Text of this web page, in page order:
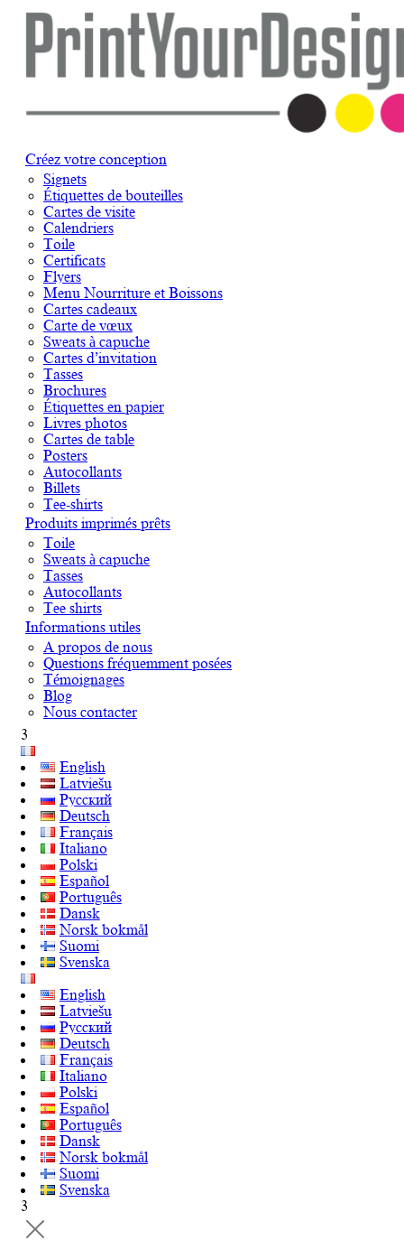
Créez votre conception
Signets
Étiquettes de bouteilles
Cartes de visite
Calendriers
Toile
Certificats
Flyers
Menu Nourriture et Boissons
Cartes cadeaux
Carte de vœux
Sweats à capuche
Cartes d’invitation
Tasses
Brochures
Étiquettes en papier
Livres photos
Cartes de table
Posters
Autocollants
Billets
Tee-shirts
Produits imprimés prêts
Toile
Sweats à capuche
Tasses
Autocollants
Tee shirts
Informations utiles
A propos de nous
Questions fréquemment posées
Témoignages
Blog
Nous contacter
3
English
Latviešu
Русский
Deutsch
Français
Italiano
Polski
Español
Português
Dansk
Norsk bokmål
Suomi
Svenska
English
Latviešu
Русский
Deutsch
Français
Italiano
Polski
Español
Português
Dansk
Norsk bokmål
Suomi
Svenska
3